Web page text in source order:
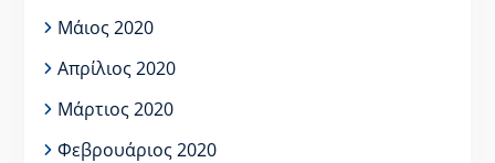
Μάιος 2020
Απρίλιος 2020
Μάρτιος 2020
Φεβρουάριος 2020